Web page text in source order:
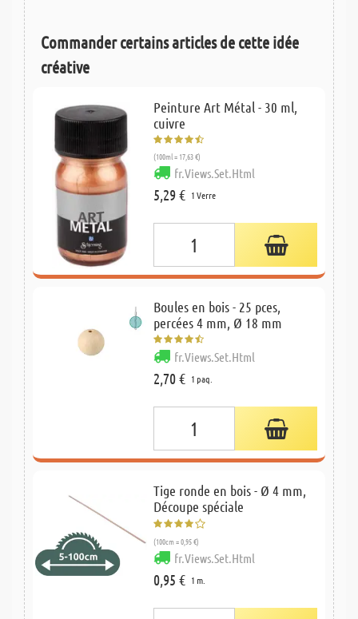
Commander certains articles de cette idée
créative
Peinture Art Métal - 30 ml,
cuivre
(100ml = 17,63 €)
fr.Views.Set.Html
5,29 € 1 Verre
Boules en bois - 25 pces,
percées 4 mm, Ø 18 mm
fr.Views.Set.Html
2,70 € 1 paq.
Tige ronde en bois - Ø 4 mm,
Découpe spéciale
(100cm = 0,95 €)
fr.Views.Set.Html
0,95 € 1 m.